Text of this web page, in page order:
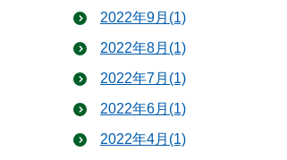
2022年9月(1)
2022年8月(1)
2022年7月(1)
2022年6月(1)
2022年4月(1)